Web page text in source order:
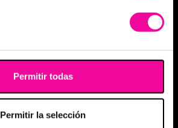
Permitir todas
Permitir la selección